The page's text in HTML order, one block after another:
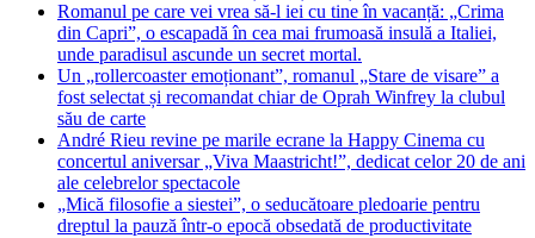
Romanul pe care vei vrea să-l iei cu tine în vacanță: „Crima
din Capri”, o escapadă în cea mai frumoasă insulă a Italiei,
unde paradisul ascunde un secret mortal.
Un „rollercoaster emoționant”, romanul „Stare de visare” a
fost selectat și recomandat chiar de Oprah Winfrey la clubul
său de carte
André Rieu revine pe marile ecrane la Happy Cinema cu
concertul aniversar „Viva Maastricht!”, dedicat celor 20 de ani
ale celebrelor spectacole
„Mică filosofie a siestei”, o seducătoare pledoarie pentru
dreptul la pauză într-o epocă obsedată de productivitate